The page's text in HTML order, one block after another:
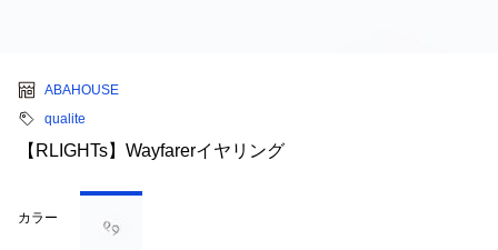
ABAHOUSE
qualite
【RLIGHTs】Wayfarerイヤリング
カラー